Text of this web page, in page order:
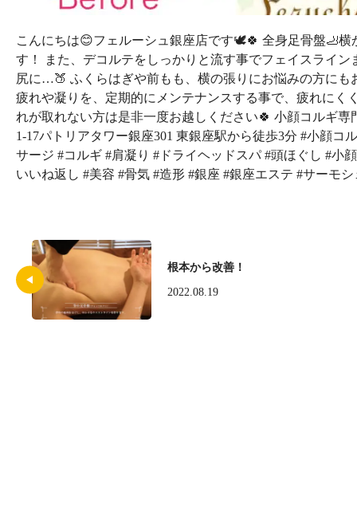
こんにちは😊フェルーシュ銀座店です🕊🍀 全身足骨盤🦶
す！ また、デコルテをしっかりと流す事でフェイスライ
尻に…🍑 ふくらはぎや前もも、横の張りにお悩みの方に
疲れや凝りを、定期的にメンテナンスする事で、疲れにく
れが取れない方は是非一度お越しください🍀 小顔コルギ
1-17パトリアタワー銀座301 東銀座駅から徒歩3分 #小顔コ
サージ #コルギ #肩凝り #ドライヘッドスパ #頭ほぐし #小
いいね返し #美容 #骨気 #造形 #銀座 #銀座エステ #サーモシ
根本から改善！
2022.08.19